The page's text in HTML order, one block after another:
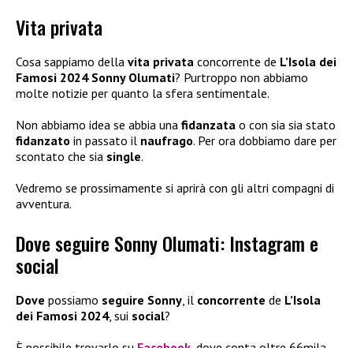
Vita privata
Cosa sappiamo della vita privata concorrente de L’Isola dei
Famosi 2024 Sonny Olumati? Purtroppo non abbiamo
molte notizie per quanto la sfera sentimentale.
Non abbiamo idea se abbia una fidanzata o con sia sia stato
fidanzato in passato il naufrago. Per ora dobbiamo dare per
scontato che sia single.
Vedremo se prossimamente si aprirà con gli altri compagni di
avventura.
Dove seguire Sonny Olumati: Instagram e
social
Dove possiamo seguire Sonny, il concorrente de L’Isola
dei Famosi 2024, sui social?